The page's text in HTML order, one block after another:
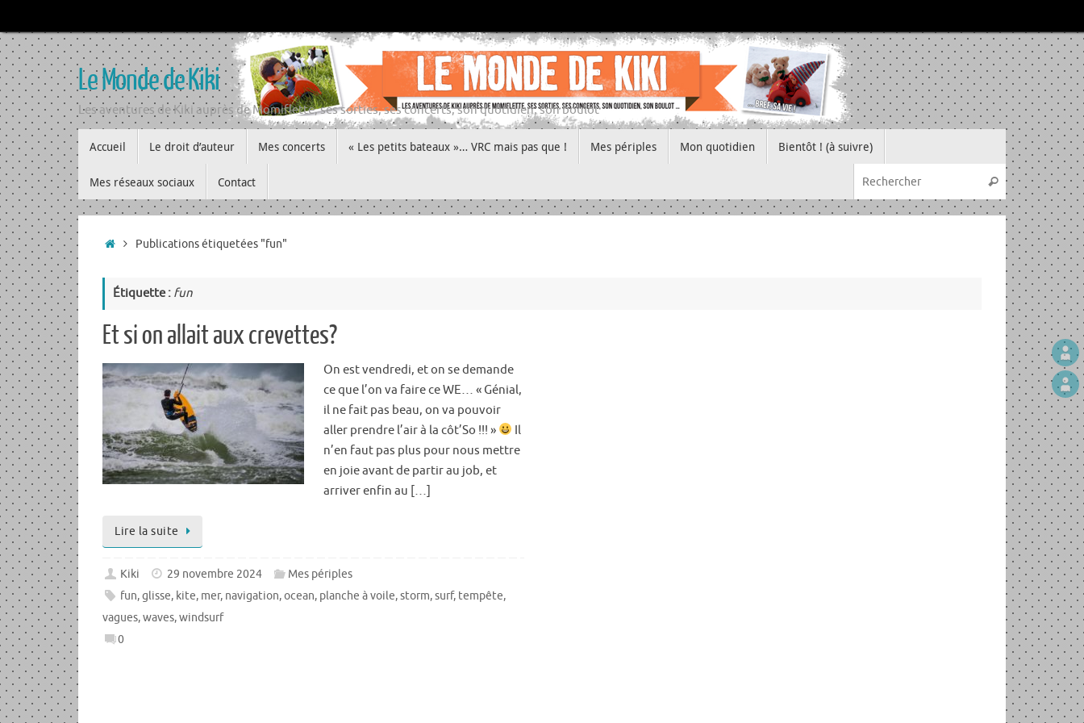
au
contenu
Le Monde de Kiki
Les aventures de Kiki auprès de Momiflette, ses sorties, ses concerts, son quotidien, son boulot
au
contenu
Accueil Le droit d’auteur Mes concerts « Les petits bateaux »… VRC mais pas que ! Mes périples Mon quotidien Bientôt ! (à suivre)
Mes réseaux sociaux Contact
Recherche
Rechercher
Accueil
Publications étiquetées "fun"
Étiquette : fun
Et si on allait aux crevettes?
On est vendredi, et on se demande
ce que l’on va faire ce WE… « Génial,
il ne fait pas beau, on va pouvoir
aller prendre l’air à la côt’So !!! »
Il
n’en faut pas plus pour nous mettre
en joie avant de partir au job, et
arriver enfin au […]
Lire la suite
Kiki 29 novembre 2024
Mes périples
fun,glisse, kite, mer, navigation,ocean, planche à voile,storm,surf, tempête,
vagues,waves,windsurf
0